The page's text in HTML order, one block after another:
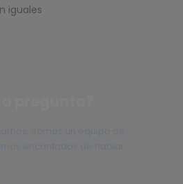
iguales